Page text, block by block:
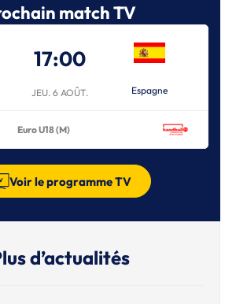
match TV
17:00
JEU. 6 AOÛT. Espagne
Euro U18 (M)
Voir le programme TV
d’actualités